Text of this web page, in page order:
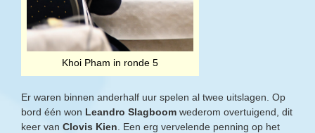
Khoi Pham in ronde 5
Er waren binnen anderhalf uur spelen al twee uitslagen. Op
bord één won Leandro Slagboom wederom overtuigend, dit
keer van Clovis Kien. Een erg vervelende penning op het